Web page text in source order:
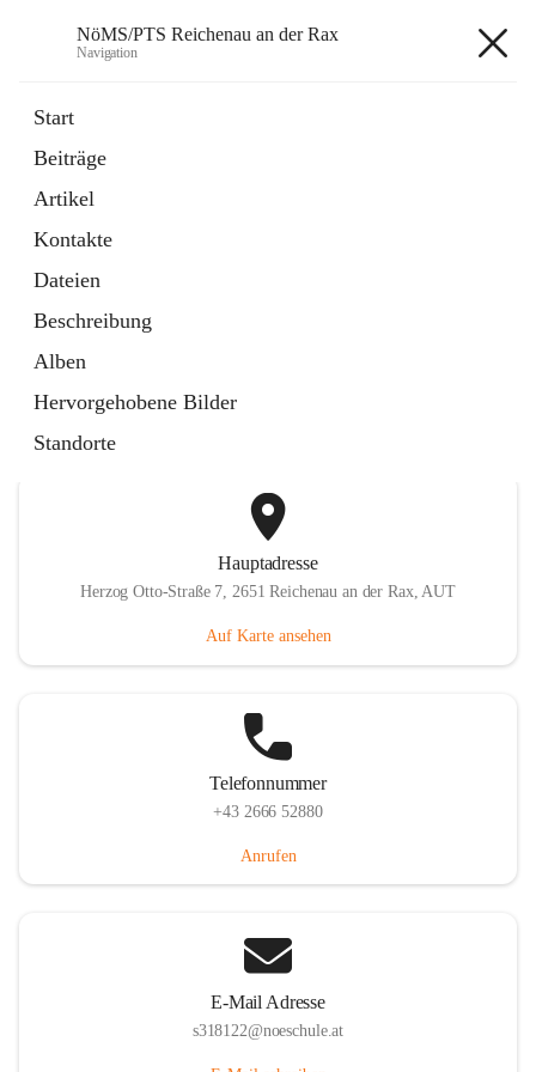
NöMS/PTS Reichenau an der Rax
Navigation
Start
Beiträge
Artikel
Kontakte
Dateien
Beschreibung
Alben
Hervorgehobene Bilder
Standorte
Hans Lanner Regionalmusik Schulverband
öffnet
in
neuem
Tab
Externe Webseite
in
Tab
Hauptadresse
Herzog Otto-Straße 7, 2651 Reichenau an der Rax, AUT
Auf Karte ansehen
Telefonnummer
+43 2666 52880
Anrufen
E-Mail Adresse
s318122@noeschule.at